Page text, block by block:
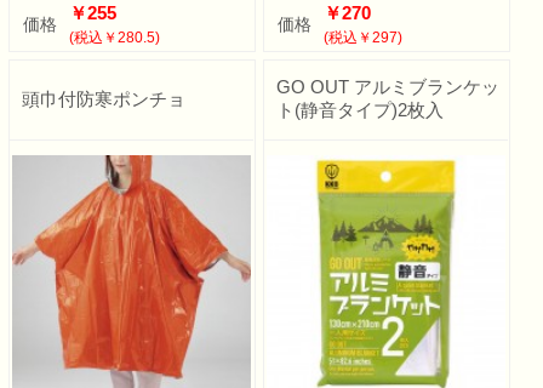
価格
￥255
(税込￥280.5)
価格
￥270
(税込￥297)
頭巾付防寒ポンチョ
GO OUT アルミブランケッ
ト(静音タイプ)2枚入